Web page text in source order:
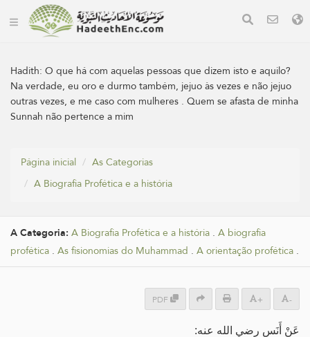
Hadith:O que há com aquelas pessoas que dizem isto e aquilo?
Na verdade, eu oro e durmo também, jejuo às vezes e não jejuo
outras vezes, e me caso com mulheres . Quem se afasta de minha
Sunnah não pertence a mim
Página inicial
As Categorias
A Biografia Profética e a história
A Categoria: A Biografia Profética e a história . A biografia
profética . As fisionomias do Muhammad . A orientação profética .
PDF + -
عَنْ أَنَسٍ رضي الله عنه: